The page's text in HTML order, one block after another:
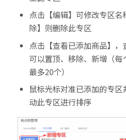
点击【编辑】可修改专区
除】则删除此专区
点击【查看已添加商品】，
可以置顶、移除、新增（
最多20个）
鼠标光标对准已添加的专
动此专区进行排序